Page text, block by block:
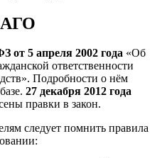
от 5 апреля 2002 года «Об
ответственности
Подробности о нём
. 27 декабря 2012 года
правки в закон.
следует помнить правила